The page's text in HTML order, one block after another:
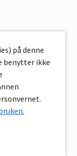
på denne
benytter ikke